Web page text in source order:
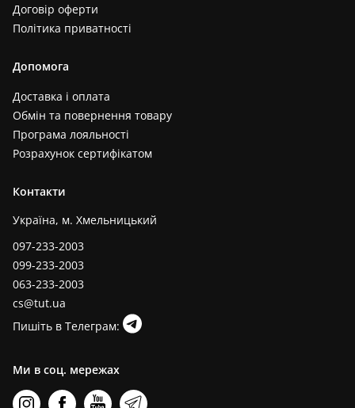
Договір оферти
Політика приватності
Допомога
Доставка і оплата
Обмін та повернення товару
Програма лояльності
Розрахунок сертифікатом
Контакти
Україна, м. Хмельницький
097-233-2003
099-233-2003
063-233-2003
cs@tut.ua
Пишіть в Телеграм:
Ми в соц. мережах